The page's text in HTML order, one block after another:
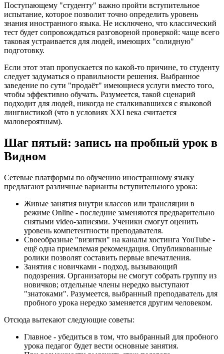
Поступающему "студенту" важно пройти вступительное
испытание, которое позволит точно определить уровень
знания иностранного языка. Не исключено, что классический
тест будет сопровождаться разговорной проверкой: чаще всего
таковая устраивается для людей, имеющих "солидную"
подготовку.
Если этот этап пропускается по какой-то причине, то студенту
следует задуматься о правильности решения. Выбранное
заведение по сути "продаёт" имеющиеся услуги вместо того,
чтобы эффективно обучать. Разумеется, такой сценарий
подходит для людей, никогда не сталкивавшихся с языковой
лингвистикой (что в условиях XXI века считается
маловероятным).
Шаг пятый: запись на пробный урок в
Видном
Сетевые платформы по обучению иностранному языку
предлагают различные варианты вступительного урока:
Живые занятия внутри классов или трансляции в
режиме Online - последние заменяются предварительно
снятыми video-записями. Ученики смогут оценить
уровень компетентности преподавателя.
Своеобразные "визитки" на каналы хостинга YouTube -
ещё одна приемлемая рекомендация. Опубликованные
ролики позволят составить первые впечатления.
Занятия с новичками - подход, вызывающий
подозрения. Организаторы не смогут собрать группу из
новичков; отдельные члены нередко выступают
"знатоками". Разумеется, выбранный преподаватель для
пробного урока нередко заменяется другим человеком.
Отсюда вытекают следующие советы:
Главное - убедиться в том, что выбранный для пробного
урока педагог будет вести основные занятия.